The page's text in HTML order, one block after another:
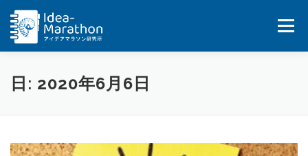
メニュー
HOME IDEA-MARATHON
日: 2020年6月6日